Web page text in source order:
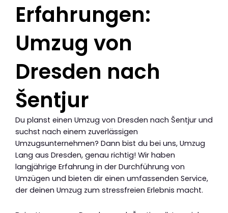
Erfahrungen:
Umzug von
Dresden nach
Šentjur
Du planst einen Umzug von Dresden nach Šentjur und
suchst nach einem zuverlässigen
Umzugsunternehmen? Dann bist du bei uns, Umzug
Lang aus Dresden, genau richtig! Wir haben
langjährige Erfahrung in der Durchführung von
Umzügen und bieten dir einen umfassenden Service,
der deinen Umzug zum stressfreien Erlebnis macht.